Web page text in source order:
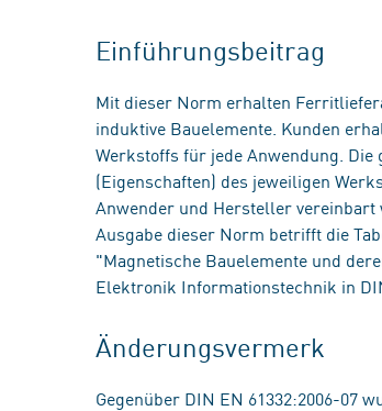
Einführungsbeitrag
Mit dieser Norm erhalten
induktive Bauelemente. Kunden
Werkstoffs für jede Anwendung.
(Eigenschaften) des jeweiligen
Anwender und Hersteller vereinbart
Ausgabe dieser Norm betrifft die
"Magnetische Bauelemente und
Elektronik Informationstechnik in
Änderungsvermerk
Gegenüber DIN EN 61332:2006-07